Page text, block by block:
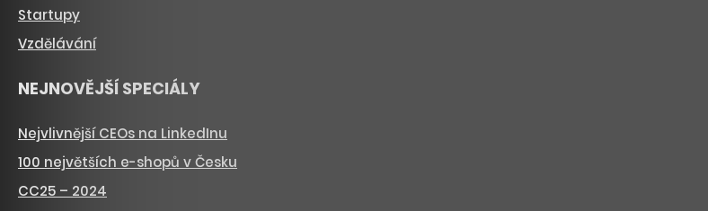
Startupy
Vzdělávání
NEJNOVĚJŠÍ SPECIÁLY
Nejvlivnější CEOs na LinkedInu
100 největších e-shopů v Česku
CC25 – 2024